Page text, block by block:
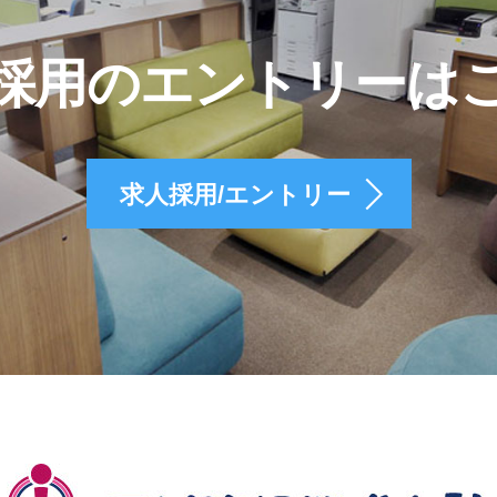
用のエントリーは
求人採用/エントリー